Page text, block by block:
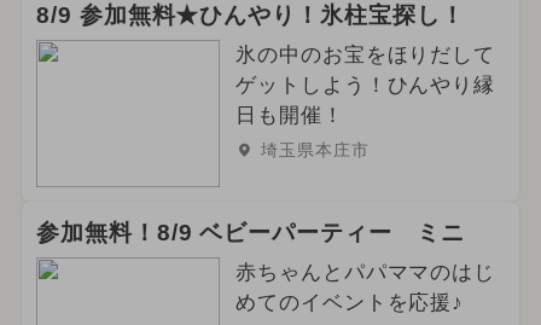
8/9 参加無料★ひんやり！氷柱宝探し！
氷の中のお宝をほりだして
ゲットしよう！ひんやり縁
日も開催！
埼玉県本庄市
参加無料！8/9 ベビーパーティー ミニ
赤ちゃんとパパママのはじ
めてのイベントを応援♪